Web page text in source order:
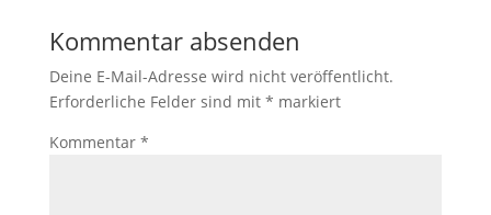
Kommentar absenden
Deine E-Mail-Adresse wird nicht veröffentlicht.
Erforderliche Felder sind mit * markiert
Kommentar *